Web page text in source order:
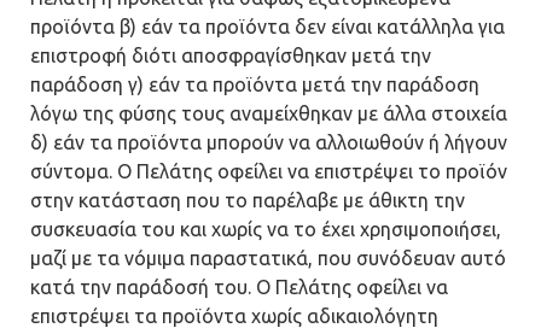
προϊόντα β) εάν τα προϊόντα δεν είναι κατάλληλα για
επιστροφή διότι αποσφραγίσθηκαν μετά την
παράδοση γ) εάν τα προϊόντα μετά την παράδοση
λόγω της φύσης τους αναμείχθηκαν με άλλα στοιχεία
δ) εάν τα προϊόντα μπορούν να αλλοιωθούν ή λήγουν
σύντομα. Ο Πελάτης οφείλει να επιστρέψει το προϊόν
στην κατάσταση που το παρέλαβε με άθικτη την
συσκευασία του και χωρίς να το έχει χρησιμοποιήσει,
μαζί με τα νόμιμα παραστατικά, που συνόδευαν αυτό
κατά την παράδοσή του. Ο Πελάτης οφείλει να
επιστρέψει τα προϊόντα χωρίς αδικαιολόγητη